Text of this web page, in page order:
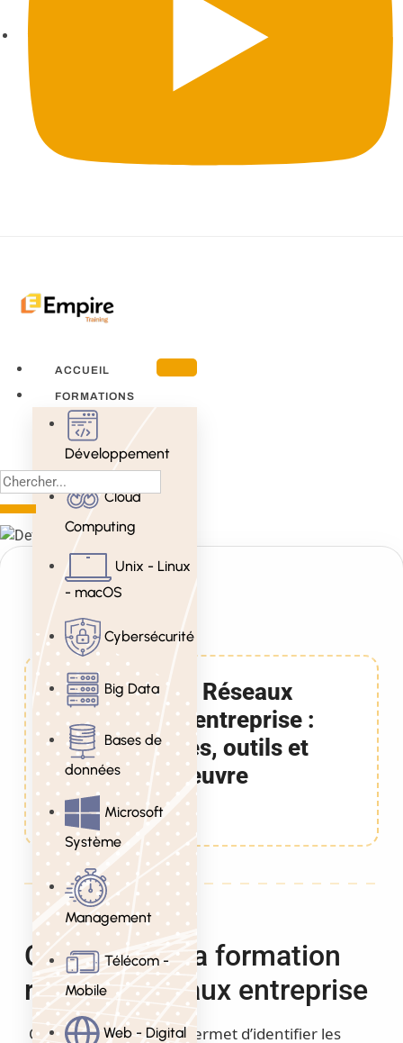
ACCUEIL
FORMATIONS
Développement
Cloud
Computing
Unix - Linux
- macOS
Cybersécurité
Big Data
Bases de
données
Microsoft
Système
Management
Télécom -
Mobile
Web - Digital
Formation Réseaux
sociaux d’entreprise :
Techniques, outils et
mise en oeuvre
2 Jours
Objectifs de la formation
réseaux sociaux entreprise
Cette formation vous permet d’identifier les